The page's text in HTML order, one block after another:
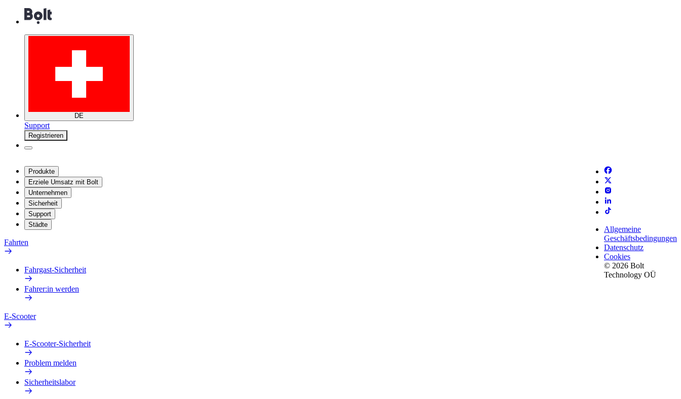
DE
Support
Registrieren
Produkte
Erziele Umsatz mit Bolt
Unternehmen
Sicherheit
Support
Städte
Fahrten
Fahrgast-Sicherheit
Fahrer:in werden
E-Scooter
E-Scooter-Sicherheit
Problem melden
Sicherheitslabor
Allgemeine
Geschäftsbedingungen
Datenschutz
Cookies
© 2026 Bolt
Technology OÜ